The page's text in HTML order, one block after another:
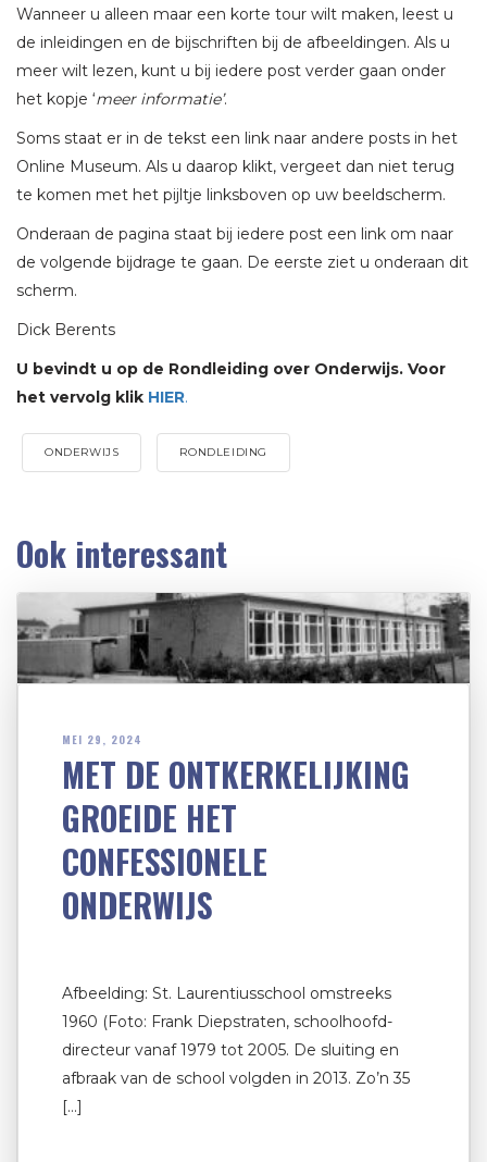
Wanneer u alleen maar een korte tour wilt maken, leest u
de inleidingen en de bijschriften bij de afbeeldingen. Als u
meer wilt lezen, kunt u bij iedere post verder gaan onder
het kopje ‘meer informatie’.
Soms staat er in de tekst een link naar andere posts in het
Online Museum. Als u daarop klikt, vergeet dan niet terug
te komen met het pijltje linksboven op uw beeldscherm.
Onderaan de pagina staat bij iedere post een link om naar
de volgende bijdrage te gaan. De eerste ziet u onderaan dit
scherm.
Dick Berents
U bevindt u op de Rondleiding over Onderwijs. Voor
het vervolg klik HIER.
ONDERWIJS RONDLEIDING
Ook interessant
MEI 29, 2024
MET DE ONTKERKELIJKING
GROEIDE HET
CONFESSIONELE
ONDERWIJS
Afbeelding: St. Laurentiusschool omstreeks
1960 (Foto: Frank Diepstraten, schoolhoofd-
directeur vanaf 1979 tot 2005. De sluiting en
afbraak van de school volgden in 2013. Zo’n 35
[…]